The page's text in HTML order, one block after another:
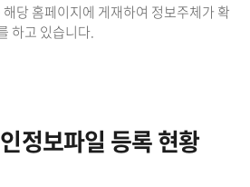
당 홈페이지에 게재하여 정보주체가 확
하고 있습니다.
정보파일 등록 현황